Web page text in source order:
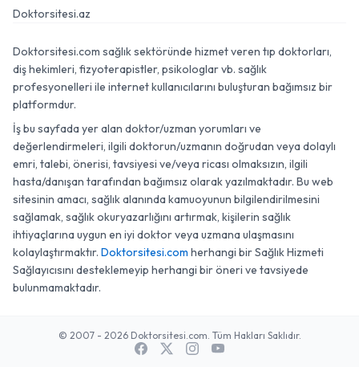
Doktorsitesi.az
Doktorsitesi.com sağlık sektöründe hizmet veren tıp doktorları,
diş hekimleri, fizyoterapistler, psikologlar vb. sağlık
profesyonelleri ile internet kullanıcılarını buluşturan bağımsız bir
platformdur.
İş bu sayfada yer alan doktor/uzman yorumları ve
değerlendirmeleri, ilgili doktorun/uzmanın doğrudan veya dolaylı
emri, talebi, önerisi, tavsiyesi ve/veya ricası olmaksızın, ilgili
hasta/danışan tarafından bağımsız olarak yazılmaktadır. Bu web
sitesinin amacı, sağlık alanında kamuoyunun bilgilendirilmesini
sağlamak, sağlık okuryazarlığını artırmak, kişilerin sağlık
ihtiyaçlarına uygun en iyi doktor veya uzmana ulaşmasını
kolaylaştırmaktır. Doktorsitesi.com herhangi bir Sağlık Hizmeti
Sağlayıcısını desteklemeyip herhangi bir öneri ve tavsiyede
bulunmamaktadır.
© 2007 - 2026 Doktorsitesi.com. Tüm Hakları Saklıdır.